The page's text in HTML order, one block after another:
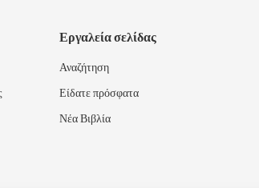
Εργαλεία σελίδας
Αναζήτηση
Είδατε πρόσφατα
Νέα Βιβλία